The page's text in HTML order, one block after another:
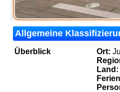
Allgemeine
Überblick Ort:
Land: